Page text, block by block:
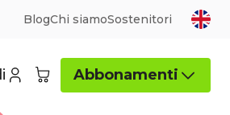
BlogChi siamoSostenitori
Abbonamenti